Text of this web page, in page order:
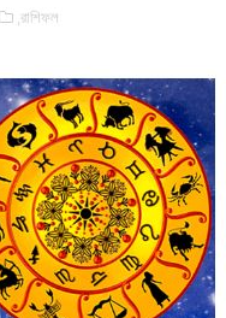
,রাশিফল